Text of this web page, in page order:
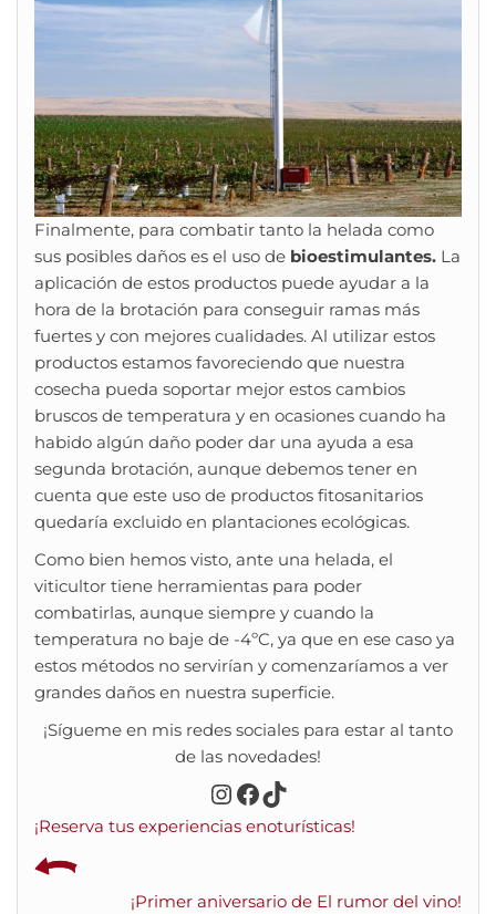
Finalmente, para combatir tanto la helada como
sus posibles daños es el uso de bioestimulantes. La
aplicación de estos productos puede ayudar a la
hora de la brotación para conseguir ramas más
fuertes y con mejores cualidades. Al utilizar estos
productos estamos favoreciendo que nuestra
cosecha pueda soportar mejor estos cambios
bruscos de temperatura y en ocasiones cuando ha
habido algún daño poder dar una ayuda a esa
segunda brotación, aunque debemos tener en
cuenta que este uso de productos fitosanitarios
quedaría excluido en plantaciones ecológicas.
Como bien hemos visto, ante una helada, el
viticultor tiene herramientas para poder
combatirlas, aunque siempre y cuando la
temperatura no baje de -4ºC, ya que en ese caso ya
estos métodos no servirían y comenzaríamos a ver
grandes daños en nuestra superficie.
¡Sígueme en mis redes sociales para estar al tanto
de las novedades!
Instagram
Facebook
TikTok
¡Reserva tus experiencias enoturísticas!
¡Primer aniversario de El rumor del vino!